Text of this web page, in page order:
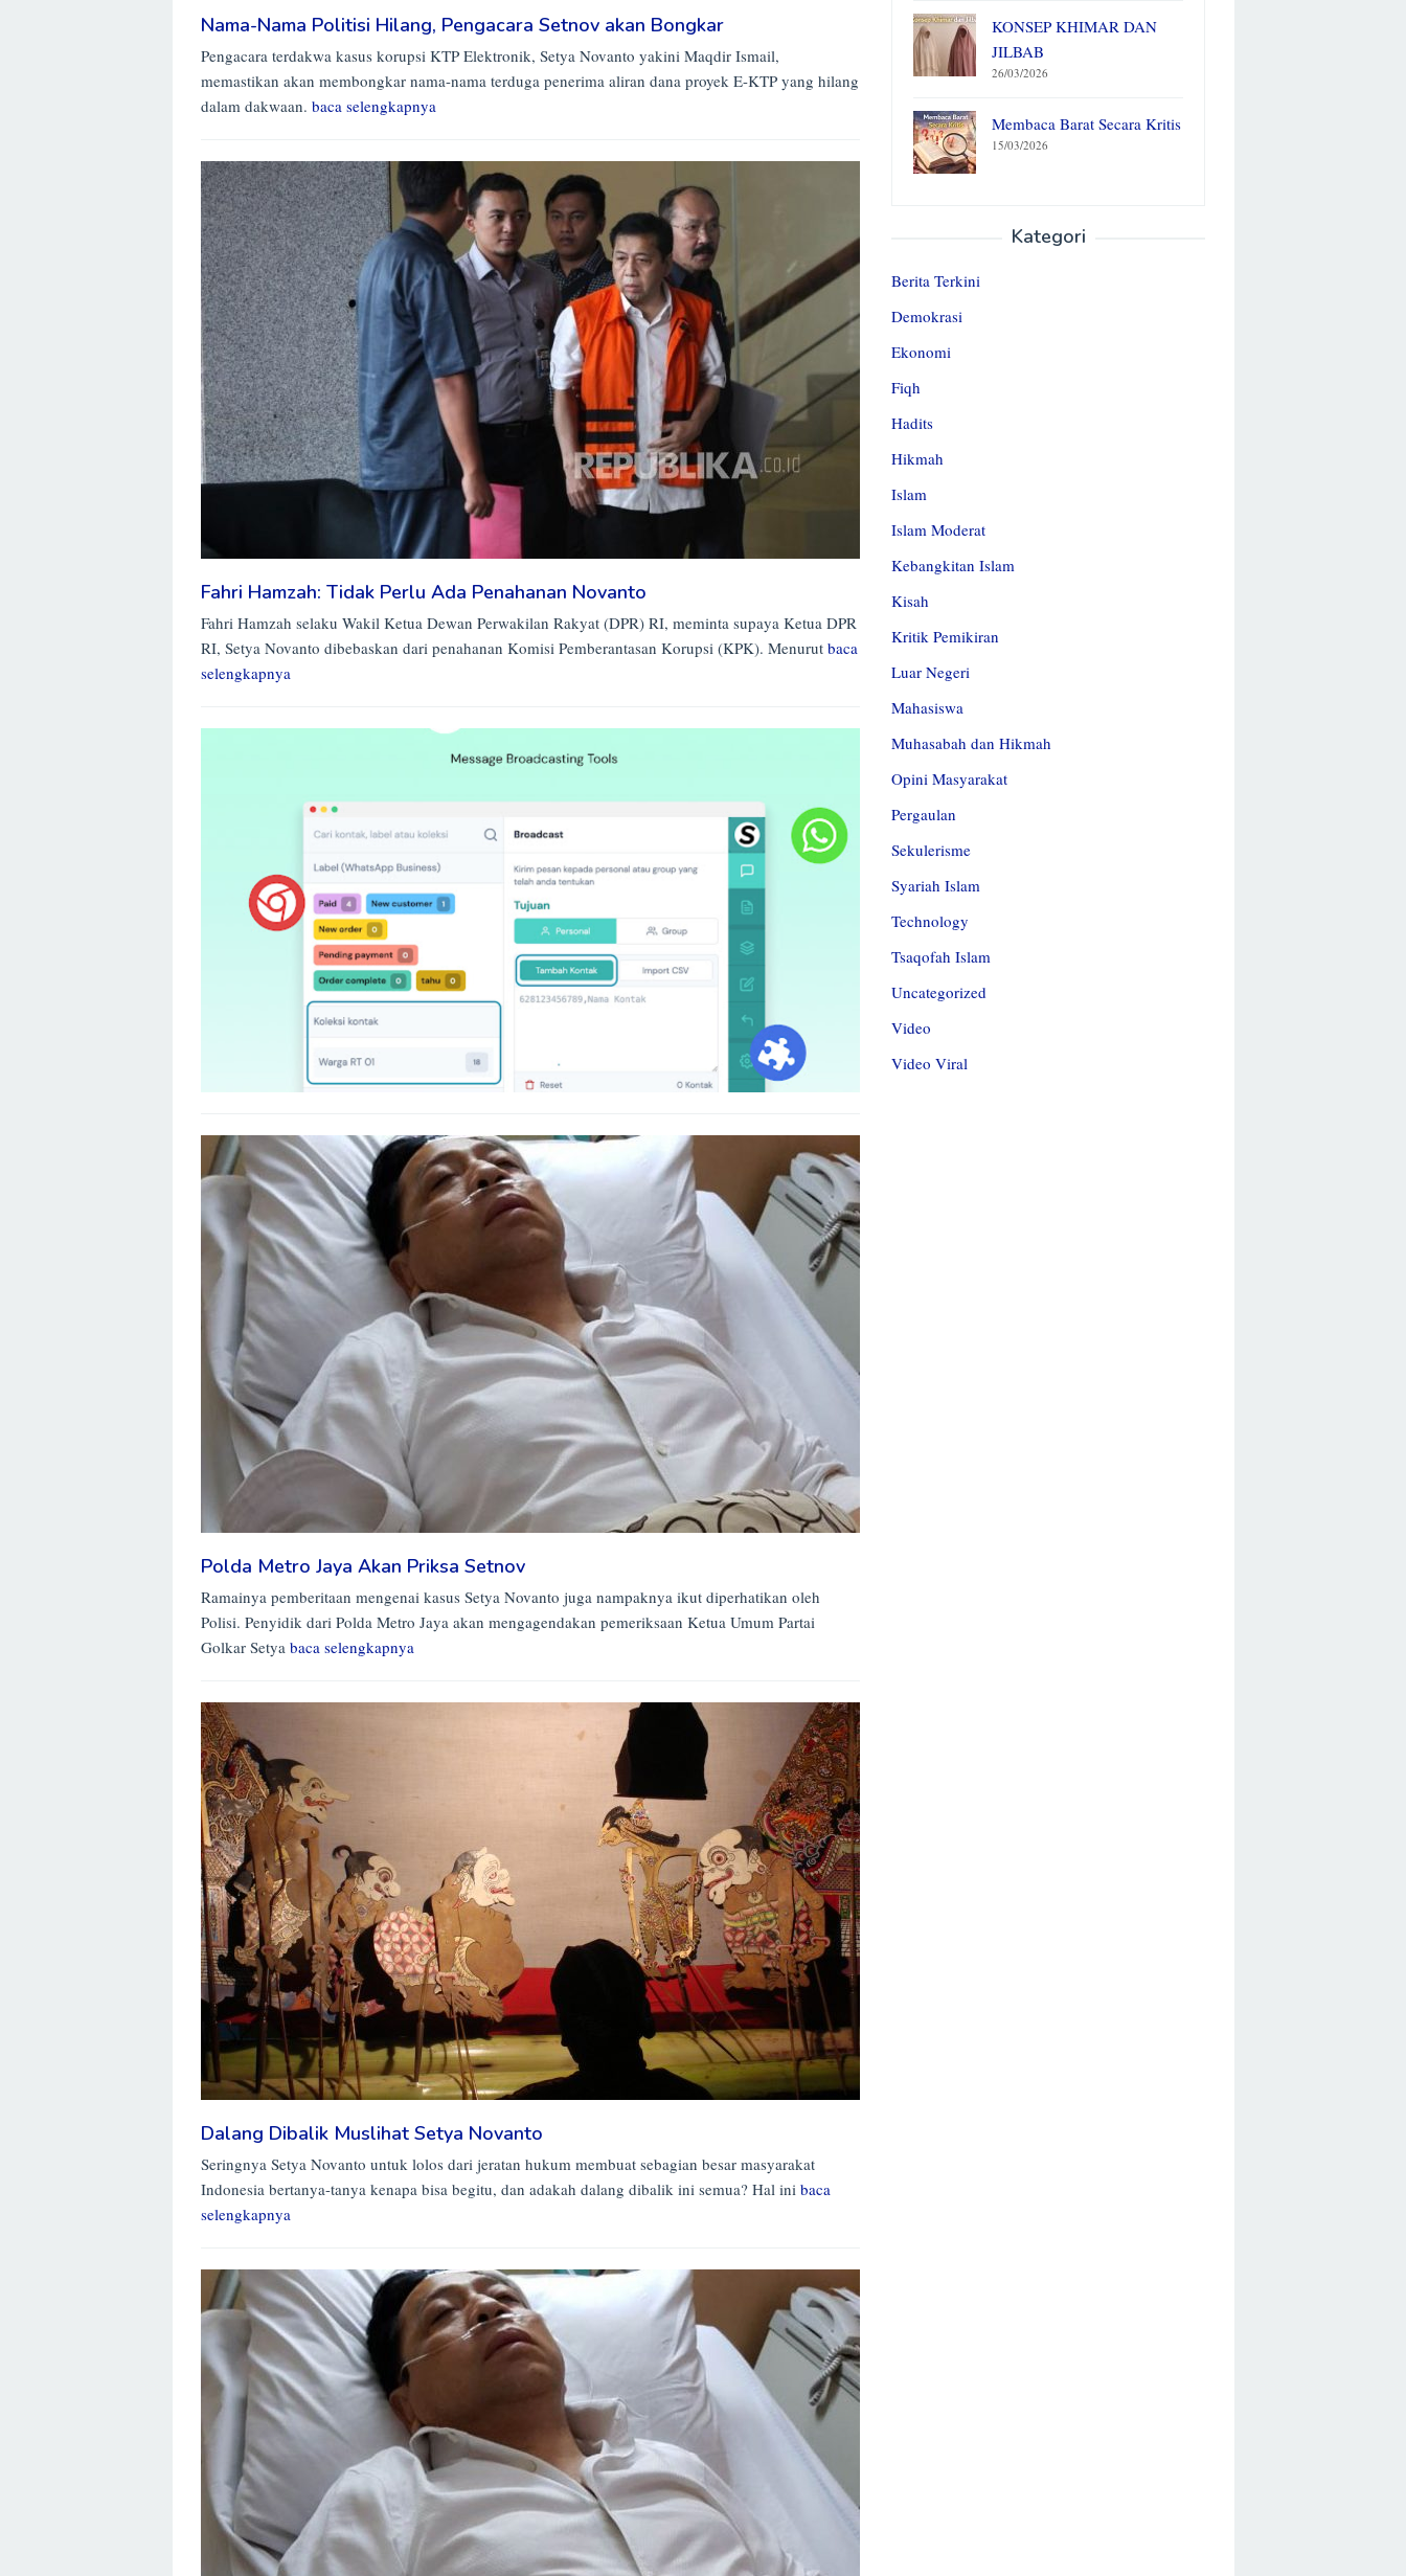
Nama-Nama Politisi Hilang, Pengacara Setnov akan Bongkar
Pengacara terdakwa kasus korupsi KTP Elektronik, Setya Novanto yakini Maqdir Ismail,
memastikan akan membongkar nama-nama terduga penerima aliran dana proyek E-KTP yang hilang
dalam dakwaan. baca selengkapnya
Fahri Hamzah: Tidak Perlu Ada Penahanan Novanto
Fahri Hamzah selaku Wakil Ketua Dewan Perwakilan Rakyat (DPR) RI, meminta supaya Ketua DPR
RI, Setya Novanto dibebaskan dari penahanan Komisi Pemberantasan Korupsi (KPK). Menurut baca
selengkapnya
Polda Metro Jaya Akan Priksa Setnov
Ramainya pemberitaan mengenai kasus Setya Novanto juga nampaknya ikut diperhatikan oleh
Polisi. Penyidik dari Polda Metro Jaya akan mengagendakan pemeriksaan Ketua Umum Partai
Golkar Setya baca selengkapnya
Dalang Dibalik Muslihat Setya Novanto
Seringnya Setya Novanto untuk lolos dari jeratan hukum membuat sebagian besar masyarakat
Indonesia bertanya-tanya kenapa bisa begitu, dan adakah dalang dibalik ini semua? Hal ini baca
selengkapnya
KONSEP KHIMAR DAN
JILBAB
26/03/2026
Membaca Barat Secara Kritis
15/03/2026
Kategori
Berita Terkini
Demokrasi
Ekonomi
Fiqh
Hadits
Hikmah
Islam
Islam Moderat
Kebangkitan Islam
Kisah
Kritik Pemikiran
Luar Negeri
Mahasiswa
Muhasabah dan Hikmah
Opini Masyarakat
Pergaulan
Sekulerisme
Syariah Islam
Technology
Tsaqofah Islam
Uncategorized
Video
Video Viral